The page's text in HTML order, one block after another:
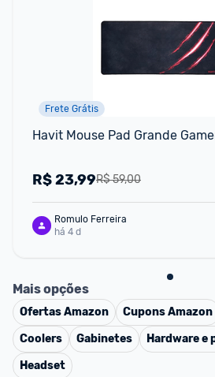
Frete Grátis
Havit Mouse Pad Grande
R$ 59,00
R$23,99
Romulo Ferreira
há 4 d
Mais opções
OfertasAmazon CuponsAmazon
Coolers
Gabinetes Hardware e
Headset